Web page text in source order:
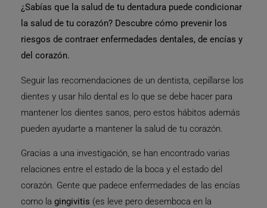
¿Sabías que la salud de tu dentadura puede condicionar
la salud de tu corazón? Descubre cómo prevenir los
riesgos de contraer enfermedades dentales, de encías y
del corazón.
Seguir las recomendaciones de un dentista, cepillarse los
dientes y usar hilo dental es lo que se debe hacer para
mantener los dientes sanos, pero estos hábitos además
pueden ayudarte a mantener la salud de tu corazón.
Gracias a una investigación, se han encontrado varias
relaciones entre el estado de la boca y el estado del
corazón. Gente que padece enfermedades de las encías
como la gingivitis (es leve pero desemboca en la